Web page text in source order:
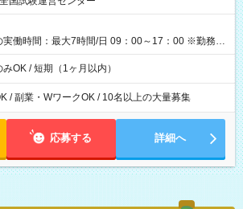
100円）×6時間＝日収8,400円＋交通費 【試用期
なし
実働時間：最大7時間/日 09：00～17：00 ※勤務時
より異なります。
OK / 短期（1ヶ月以内）
/ 副業・WワークOK / 10名以上の大量募集
応募する 詳細へ